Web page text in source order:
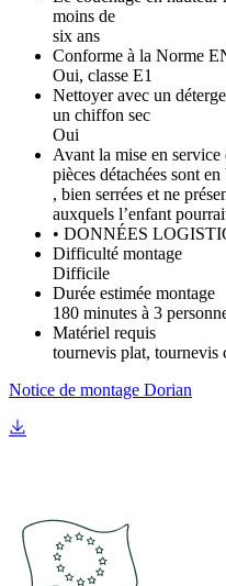
moins de
six ans
Conforme à la Norme
Oui, classe E1
Nettoyer avec un
un chiffon sec
Oui
Avant la mise en
pièces détachées sont en
, bien serrées et ne
auxquels l’enfant
• DONNÉES
Difficulté montage
Difficile
Durée estimée montage
180 minutes à 3
Matériel requis
tournevis plat, tournevis
Notice de montage Dorian